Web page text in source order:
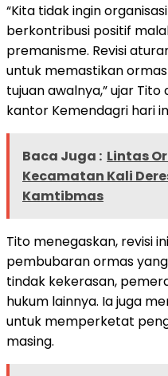
“Kita tidak ingin
berkontribusi positif
premanisme. Revisi
untuk memastikan
tujuan awalnya,” ujar
kantor Kemendagri hari
Baca Juga : Lintas
Kecamatan Kali
Kamtibmas
Tito menegaskan, revisi
pembubaran ormas
tindak kekerasan,
hukum lainnya. Ia juga
untuk memperketat
masing.